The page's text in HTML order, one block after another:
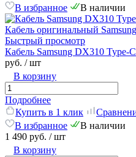
В избранное
В наличии
Быстрый просмотр
Кабель Samsung DX310 Type-
руб. / шт
В корзину
Подробнее
Купить в 1 клик
В избранное
В наличии
1 490 руб. / шт
В корзину